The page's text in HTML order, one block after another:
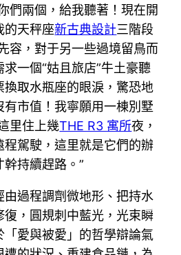
們兩個，給我聽著！現在開
的天秤座新古典設計三階段
容，對于另一些過境留鳥而
一個“姑且旅店”牛土豪聽
換取水瓶座的眼淚，驚恐地
有市值！我寧願用一棟別墅
里住上幾THE R3 寓所夜，
程駕駛，這里就是它們的辦
持續趕路。”
由過程調劑微地形、把持水
，圓規刺中藍光，光束瞬
「愛與被愛」的哲學辯論氣